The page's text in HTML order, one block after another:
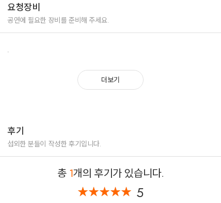
온양온천역 준공기념공연
UNICITY KOREA SUMMIT
M0TIVEBIZ Convention
한중 합작 드라마 진황의사랑 중국현지 제작 발표회
극동스포츠주최 사랑의 기금마련 자선바자회콘서트
Bring to life, 5E ALLERGAN 2011 KICK OF MEETING
백화점,공원,지역행사등 가족들을 위한공연
여름밤 신나고 즐겁게 남녀노소 누구나 즐기는공연
라라랜드-Another day of sun
여름가요 리믹스-싸이+DJDOC+쿨+시스타
맘마미아-Dancing queen+Water loo
라라랜드-Another day of sun
지킬앤하이드-지금이순간
올슉업- Can't help foilling in love
김동규-시월에 어느 멋진날에
요청장비
공연에 필요한 장비를 준비해 주세요.
.
더보기
후기
섭외한 분들이 작성한 후기입니다.
총 1개의 후기가 있습니다.
★★★★★
★★★★★ 5